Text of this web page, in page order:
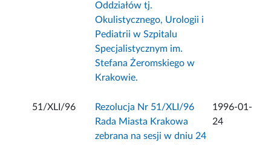
Oddziałów tj.
Okulistycznego, Urologii i
Pediatrii w Szpitalu
Specjalistycznym im.
Stefana Żeromskiego w
Krakowie.
51/XLI/96
Rezolucja Nr 51/XLI/96
Rada Miasta Krakowa
zebrana na sesji w dniu 24
1996-01-
24